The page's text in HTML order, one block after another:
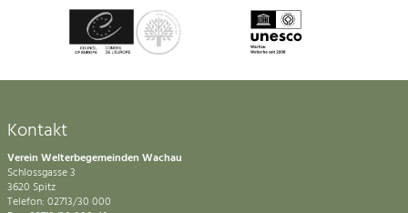
Kontakt
Verein Welterbegemeinden Wachau
Schlossgasse 3
3620 Spitz
Telefon: 02713/30 000